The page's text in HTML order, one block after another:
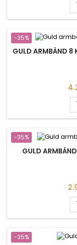
-35%
GULD ARMBÅND 8
-35%
GULD
-35%